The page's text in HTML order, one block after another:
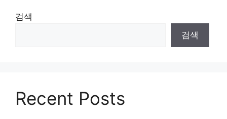
검색
검색
Recent Posts